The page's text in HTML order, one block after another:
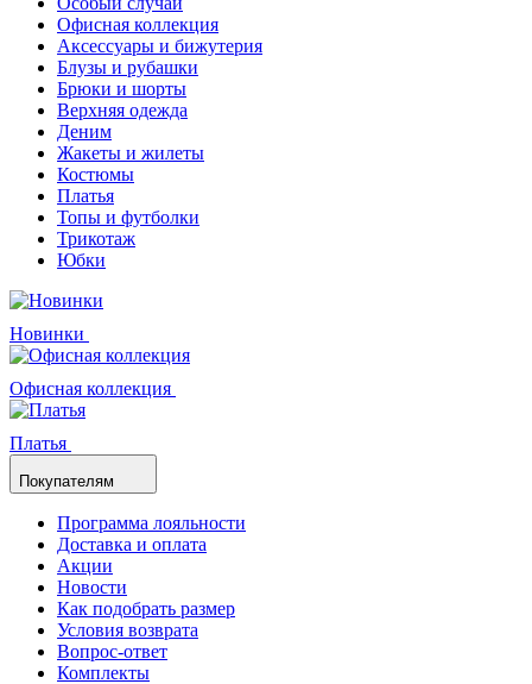
Офисная коллекция
Аксессуары и бижутерия
Блузы и рубашки
Брюки и шорты
Верхняя одежда
Деним
Жакеты и жилеты
Костюмы
Платья
Топы и футболки
Трикотаж
Юбки
Новинки
Офисная коллекция
Платья
Покупателям
Программа лояльности
Доставка и оплата
Акции
Новости
Как подобрать размер
Условия возврата
Вопрос-ответ
Комплекты